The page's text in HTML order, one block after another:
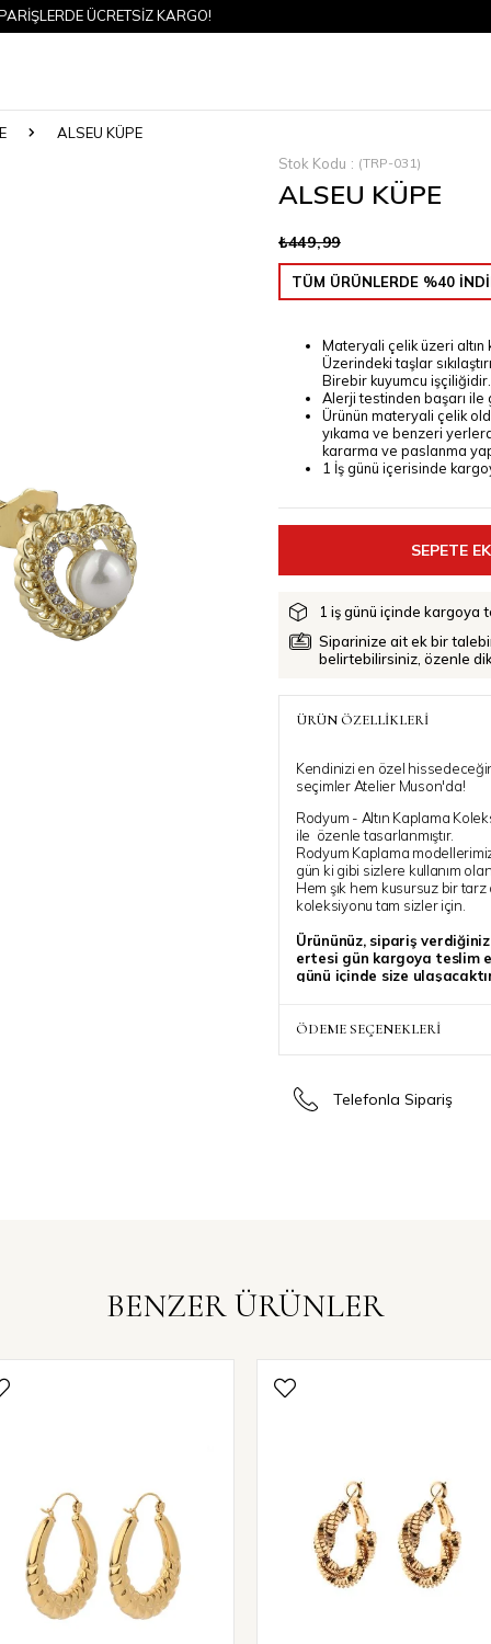
ÜCRETSİZ KARGO!
ALSEU KÜPE
Stok Kodu
(TRP-031)
ALSEU KÜPE
₺449,99
TÜM ÜRÜNLERDE %40
Materyali çelik üzeri altın
Üzerindeki taşlar
Birebir kuyumcu işçiliğidir.
Alerji testinden başarı
Ürünün materyali çelik
yıkama ve benzeri
kararma ve paslanma
1 İş günü içerisinde
1 iş günü içinde kargoya
Siparinize ait ek bir
belirtebilirsiniz, özenle
ÜRÜN ÖZELLIKLERI
Kendinizi en özel
seçimler Atelier Muson'da!
Rodyum - Altın Kaplama
ile özenle tasarlanmıştır.
Rodyum Kaplama
gün ki gibi sizlere kullanım
Hem şık hem kusursuz bir
koleksiyonu tam sizler için.
Ürününüz, sipariş
ertesi gün kargoya teslim
günü içinde size
ÖDEME SEÇENEKLERI
Telefonla Sipariş
BENZER ÜRÜNLER